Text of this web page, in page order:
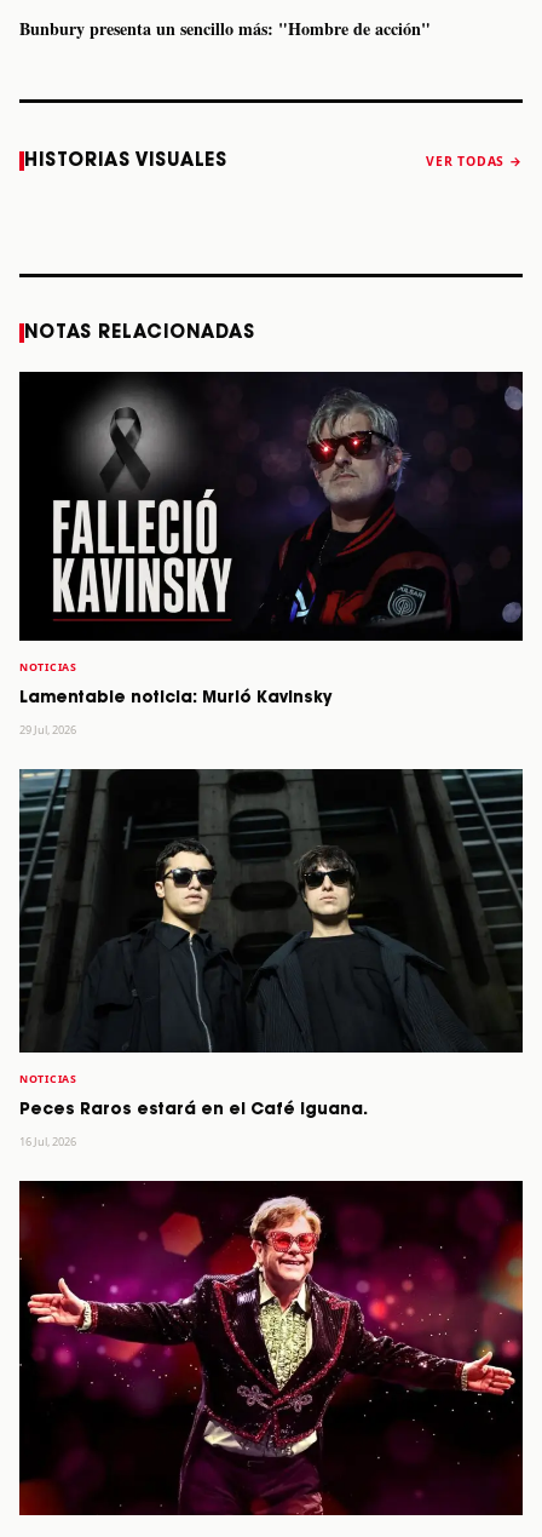
Bunbury presenta un sencillo más: "Hombre de acción"
HISTORIAS VISUALES VER TODAS →
Caifanes regresa
a Monterrey el
Fallece Felipe
Staiti, guitarrista
anuncia “Reality
NOTAS RELACIONADAS
NOTICIAS
Lamentable noticia: Murió Kavinsky
29 Jul, 2026
NOTICIAS
Peces Raros estará en el Café Iguana.
16 Jul, 2026